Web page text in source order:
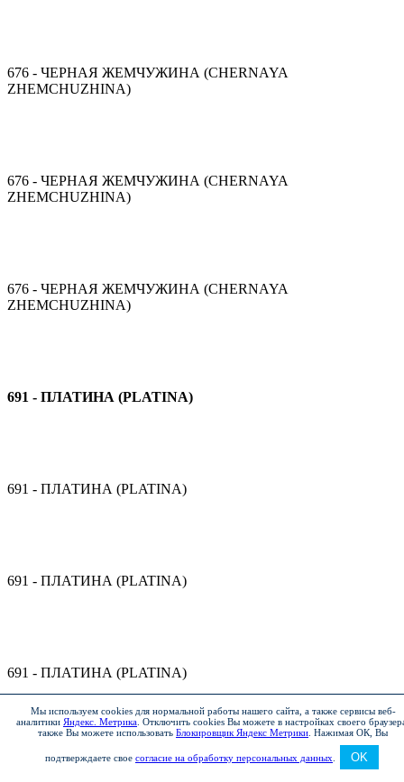
676 - ЧЕРНАЯ ЖЕМЧУЖИНА (CHERNAYA
ZHEMCHUZHINA)
676 - ЧЕРНАЯ ЖЕМЧУЖИНА (CHERNAYA
ZHEMCHUZHINA)
676 - ЧЕРНАЯ ЖЕМЧУЖИНА (CHERNAYA
ZHEMCHUZHINA)
691 - ПЛАТИНА (PLATINA)
691 - ПЛАТИНА (PLATINA)
691 - ПЛАТИНА (PLATINA)
691 - ПЛАТИНА (PLATINA)
247 - КАРФАГЕН (KARFAGEN) (Lada Vesta Exclusive,
Мы используем cookies для нормальной работы нашего сайта, а также сервисы веб-
аналитики Яндекс. Метрика Отключить cookies Вы можете в настройках своего
также Вы можете использовать Блокировщик Яндекс Метрики Нажимая ОК, Вы
подтверждаете свое согласие на обработку персональных данных OK